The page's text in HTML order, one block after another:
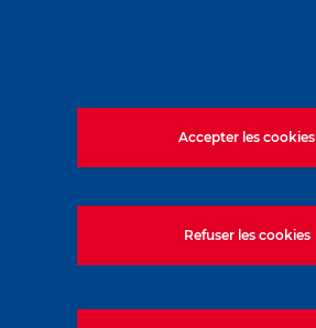
Accepter les cookies
Refuser les cookies